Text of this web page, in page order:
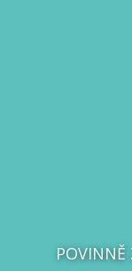
POVINNĚ